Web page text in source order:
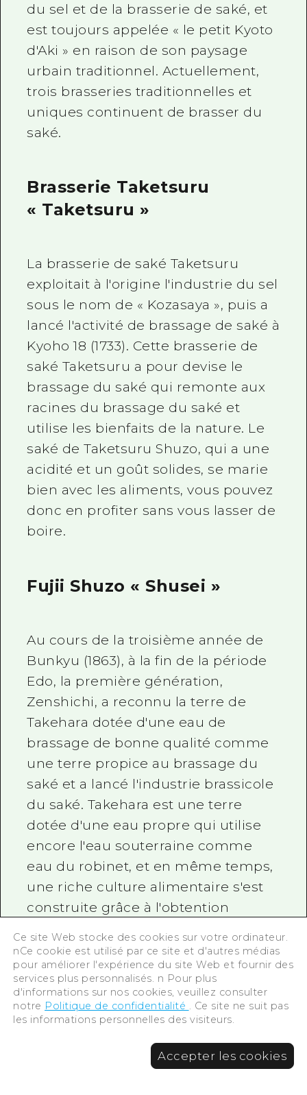
du sel et de la brasserie de saké, et
est toujours appelée « le petit Kyoto
d'Aki » en raison de son paysage
urbain traditionnel. Actuellement,
trois brasseries traditionnelles et
uniques continuent de brasser du
saké.
Brasserie Taketsuru
« Taketsuru »
La brasserie de saké Taketsuru
exploitait à l'origine l'industrie du sel
sous le nom de « Kozasaya », puis a
lancé l'activité de brassage de saké à
Kyoho 18 (1733). Cette brasserie de
saké Taketsuru a pour devise le
brassage du saké qui remonte aux
racines du brassage du saké et
utilise les bienfaits de la nature. Le
saké de Taketsuru Shuzo, qui a une
acidité et un goût solides, se marie
bien avec les aliments, vous pouvez
donc en profiter sans vous lasser de
boire.
Fujii Shuzo « Shusei »
Au cours de la troisième année de
Bunkyu (1863), à la fin de la période
Edo, la première génération,
Zenshichi, a reconnu la terre de
Takehara dotée d'une eau de
brassage de bonne qualité comme
une terre propice au brassage du
saké et a lancé l'industrie brassicole
du saké. Takehara est une terre
dotée d'une eau propre qui utilise
encore l'eau souterraine comme
eau du robinet, et en même temps,
une riche culture alimentaire s'est
construite grâce à l'obtention
brasserie junmai depuis plus de
cent cinquante ans puisqu'elle
continue à brasser du saké qui
utilise les bienfaits de la nature. Le
liqueur fabriquée en continuant à
s'en tenir au riz pur en toutes
Ce site Web stocke des cookies sur votre ordinateur.
nCe cookie est utilisé par ce site et d'autres médias
pour améliorer l'expérience du site Web et fournir des
services plus personnalisés. n Pour plus
d'informations sur nos cookies, veuillez consulter
notre Politique de confidentialité . Ce site ne suit pas
les informations personnelles des visiteurs.
Accepter les cookies